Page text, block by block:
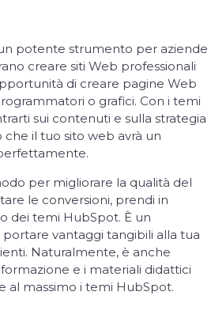
potente strumento per aziende
creare siti Web professionali
di creare pagine Web
o grafici. Con i temi
sui contenuti e sulla strategia
il tuo sito web avrà un
per migliorare la qualità del
le conversioni, prendi in
dei temi HubSpot. È un
vantaggi tangibili alla tua
Naturalmente, è anche
e i materiali didattici
al massimo i temi HubSpot.